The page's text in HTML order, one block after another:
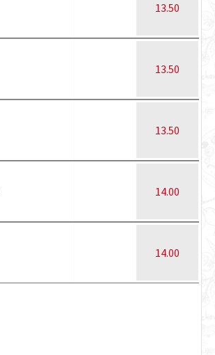
13.50
13.50
13.50
14.00
14.00